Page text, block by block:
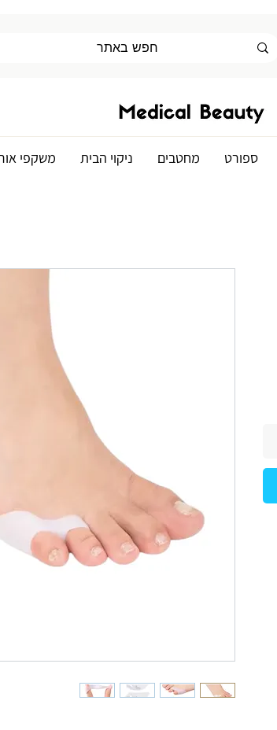
ספורט מחטבים ניקוי הבית משקפי